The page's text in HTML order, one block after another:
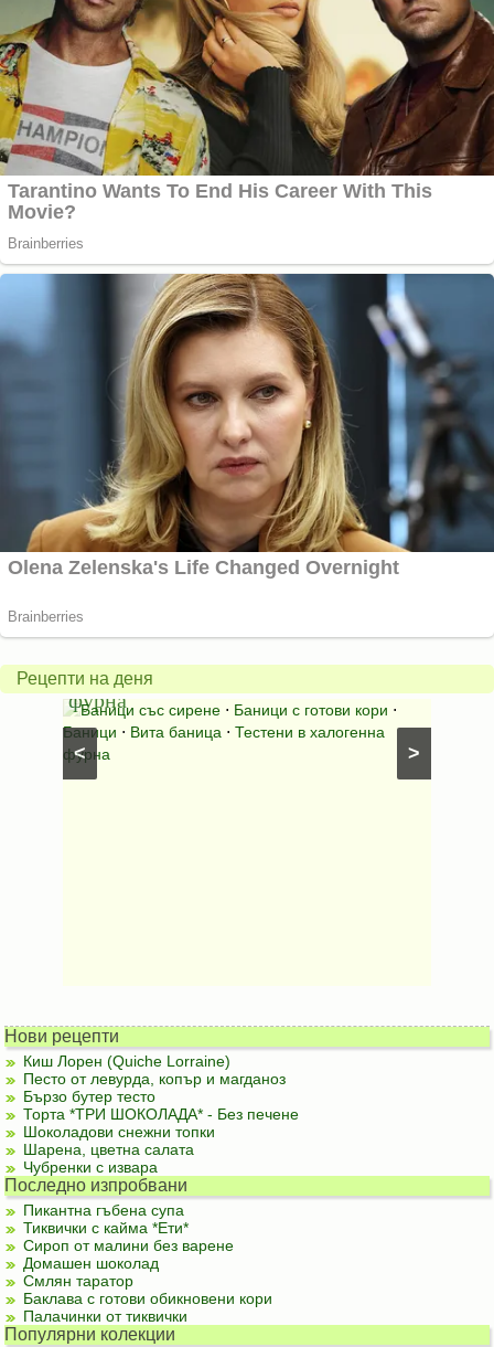
Рецепти на деня
>
<
Вита
баница
в
халогенна
фурна
Баници със сирене ⋅ Баници с готови кори ⋅
Баници ⋅ Вита баница ⋅ Тестени в халогенна
фурна
за
Нови рецепти
Киш Лорен (Quiche Lorraine)
Песто от левурда, копър и магданоз
Бързо бутер тесто
Торта *ТРИ ШОКОЛАДА* - Без печене
Шоколадови снежни топки
Шарена, цветна салата
Чубренки с извара
Последно изпробвани
Пикантна гъбена супа
Тиквички с кайма *Ети*
Сироп от малини без варене
Домашен шоколад
Смлян таратор
Баклава с готови обикновени кори
Палачинки от тиквички
Популярни колекции